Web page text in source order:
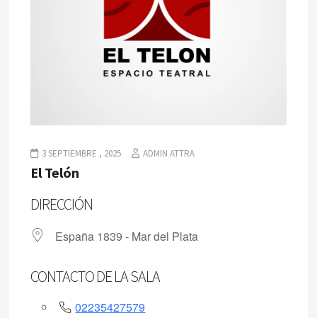
3 SEPTIEMBRE , 2025 ADMIN ATTRA
El Telón
DIRECCIÓN
España 1839 - Mar del Plata
CONTACTO DE LA SALA
02235427579